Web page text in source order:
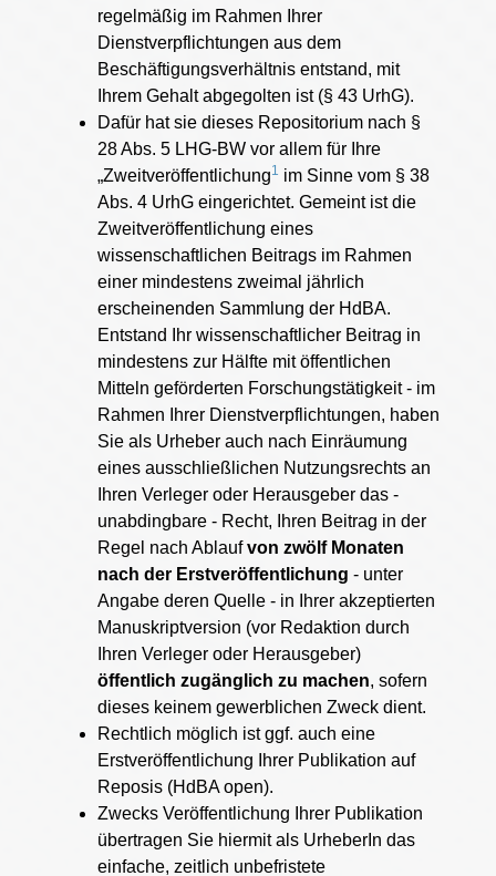
regelmäßig im Rahmen Ihrer
Dienstverpflichtungen aus dem
Beschäftigungsverhältnis entstand, mit
Ihrem Gehalt abgegolten ist (§ 43 UrhG).
Dafür hat sie dieses Repositorium nach §
28 Abs. 5 LHG-BW vor allem für Ihre
„Zweitveröffentlichung1 im Sinne vom § 38
Abs. 4 UrhG eingerichtet. Gemeint ist die
Zweitveröffentlichung eines
wissenschaftlichen Beitrags im Rahmen
einer mindestens zweimal jährlich
erscheinenden Sammlung der HdBA.
Entstand Ihr wissenschaftlicher Beitrag in
mindestens zur Hälfte mit öffentlichen
Mitteln geförderten Forschungstätigkeit - im
Rahmen Ihrer Dienstverpflichtungen, haben
Sie als Urheber auch nach Einräumung
eines ausschließlichen Nutzungsrechts an
Ihren Verleger oder Herausgeber das -
unabdingbare - Recht, Ihren Beitrag in der
Regel nach Ablaufvon zwölf Monaten
nach der Erstveröffentlichung - unter
Angabe deren Quelle - in Ihrer akzeptierten
Manuskriptversion (vor Redaktion durch
Ihren Verleger oder Herausgeber)
öffentlich zugänglich zu machen, sofern
dieses keinem gewerblichen Zweck dient.
Rechtlich möglich ist ggf. auch eine
Erstveröffentlichung Ihrer Publikation auf
Reposis (HdBA open).
Zwecks Veröffentlichung Ihrer Publikation
übertragen Sie hiermit als UrheberIn das
einfache, zeitlich unbefristete